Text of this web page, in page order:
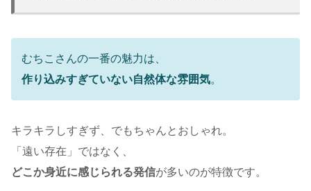
むちこさんの一番の魅力は、
作り込みすぎていない自然体な雰囲気。
キラキラしすぎず、でもちゃんとおしゃれ。
「遠い存在」ではなく、
どこか身近に感じられる発信が多いのが特徴です。